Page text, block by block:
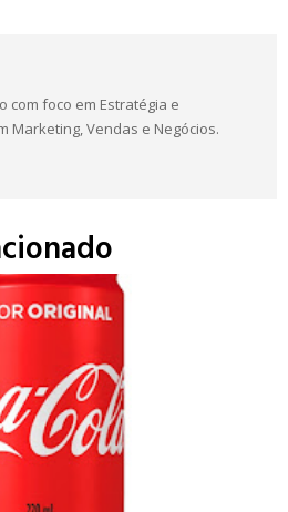
com foco em Estratégia e
Marketing, Vendas e Negócios.